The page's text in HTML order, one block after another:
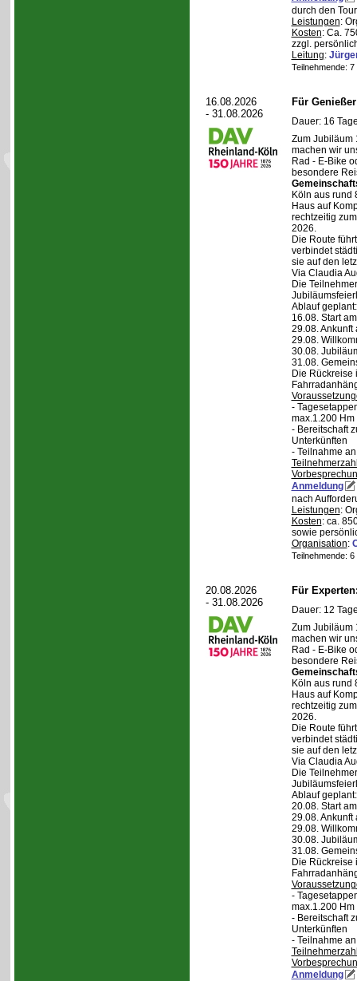
durch den
Leistungen:
Kosten: Ca.
zzgl.
Leitung:
Teilnehmende:
16.08.2026
- 31.08.2026
Für
Dauer: 16
Zum Jubiläum
machen wir
Rad - E-Bike
besondere
Köln aus rund
Haus auf
rechtzeitig
2026.
Die Route
verbindet
sie auf den
Via Claudia
Die
Ablauf geplant:
16.08. Start
29.08. Ankunft
29.08.
30.08.
31.08.
Die Rückreise
-
max.1.200 Hm
- Bereitschaft
Unterkünften
- Teilnahme
Anmeldung
nach
Leistungen:
Kosten: ca.
sowie
Organisation:
Teilnehmende:
20.08.2026
- 31.08.2026
Für
Dauer: 12
Zum Jubiläum
machen wir
Rad - E-Bike
besondere
Köln aus rund
Haus auf
rechtzeitig
2026.
Die Route
verbindet
sie auf den
Via Claudia
Die
Ablauf geplant:
20.08. Start
29.08. Ankunft
29.08.
30.08.
31.08.
Die Rückreise
-
max.1.200 Hm
- Bereitschaft
Unterkünften
- Teilnahme
Anmeldung